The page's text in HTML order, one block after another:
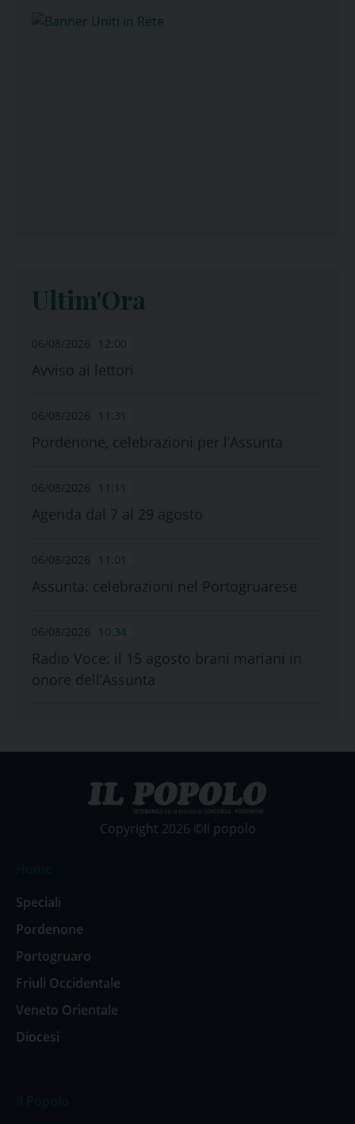
Ultim'Ora
06/08/2026 12:00
Avviso ai lettori
06/08/2026 11:31
Pordenone, celebrazioni per l’Assunta
06/08/2026 11:11
Agenda dal 7 al 29 agosto
06/08/2026 11:01
Assunta: celebrazioni nel Portogruarese
06/08/2026 10:34
Radio Voce: il 15 agosto brani mariani in
onore dell’Assunta
Copyright 2026 ©Il popolo
Speciali
Pordenone
Portogruaro
Friuli Occidentale
Veneto Orientale
Diocesi